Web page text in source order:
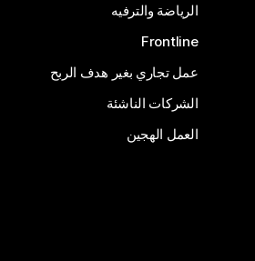
الرياضة والترفيه
Frontline
عمل تجاري بغير هدف الربح
الشركات الناشئة
العمل الهجين